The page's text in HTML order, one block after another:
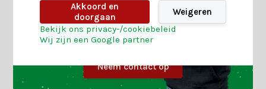
Neem contact op
Akkoord en
doorgaan
Weigeren
Bekijk ons privacy-/cookiebeleid
Wij zijn een Google partner